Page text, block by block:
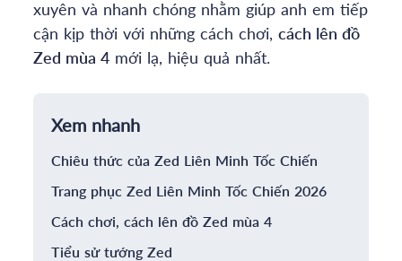
xuyên và nhanh chóng nhằm giúp anh em tiếp
cận kịp thời với những cách chơi, cách lên đồ
Zed mùa 4 mới lạ, hiệu quả nhất.
Xem nhanh
Chiêu thức của Zed Liên Minh Tốc Chiến
Trang phục Zed Liên Minh Tốc Chiến 2026
Cách chơi, cách lên đồ Zed mùa 4
Tiểu sử tướng Zed